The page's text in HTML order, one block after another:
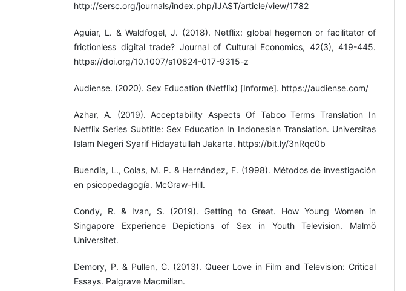
http://sersc.org/journals/index.php/IJAST/article/view/1782
Aguiar, L. & Waldfogel, J. (2018). Netflix: global hegemon or facilitator of
frictionless digital trade? Journal of Cultural Economics, 42(3), 419-445.
https://doi.org/10.1007/s10824-017-9315-z
Audiense. (2020). Sex Education (Netflix) [Informe]. https://audiense.com/
Azhar, A. (2019). Acceptability Aspects Of Taboo Terms Translation In
Netflix Series Subtitle: Sex Education In Indonesian Translation. Universitas
Islam Negeri Syarif Hidayatullah Jakarta. https://bit.ly/3nRqc0b
Buendía, L., Colas, M. P. & Hernández, F. (1998). Métodos de investigación
en psicopedagogía. McGraw-Hill.
Condy, R. & Ivan, S. (2019). Getting to Great. How Young Women in
Singapore Experience Depictions of Sex in Youth Television. Malmö
Universitet.
Demory, P. & Pullen, C. (2013). Queer Love in Film and Television: Critical
Essays. Palgrave Macmillan.